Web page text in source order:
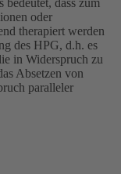
oder
therapiert werden
des HPG, d.h. es
in Widerspruch zu
Absetzen von
paralleler